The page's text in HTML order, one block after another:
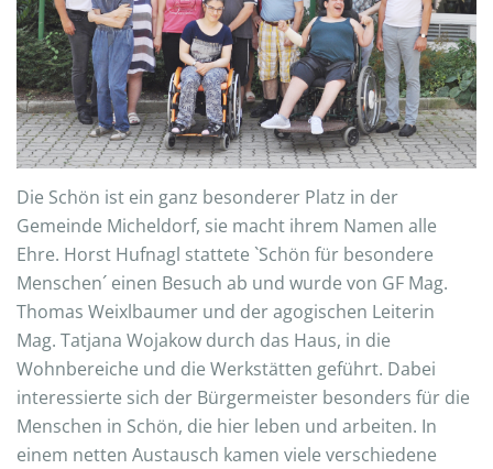
Die Schön ist ein ganz besonderer Platz in der
Gemeinde Micheldorf, sie macht ihrem Namen alle
Ehre. Horst Hufnagl stattete `Schön für besondere
Menschen´ einen Besuch ab und wurde von GF Mag.
Thomas Weixlbaumer und der agogischen Leiterin
Mag. Tatjana Wojakow durch das Haus, in die
Wohnbereiche und die Werkstätten geführt. Dabei
interessierte sich der Bürgermeister besonders für die
Menschen in Schön, die hier leben und arbeiten. In
einem netten Austausch kamen viele verschiedene